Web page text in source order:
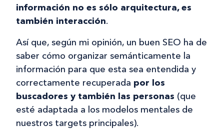
información no es sólo arquitectura, es
también interacción.
Así que, según mi opinión, un buen SEO ha de
saber cómo organizar semánticamente la
información para que esta sea entendida y
correctamente recuperada por los
buscadores y también las personas (que
esté adaptada a los modelos mentales de
nuestros targets principales).